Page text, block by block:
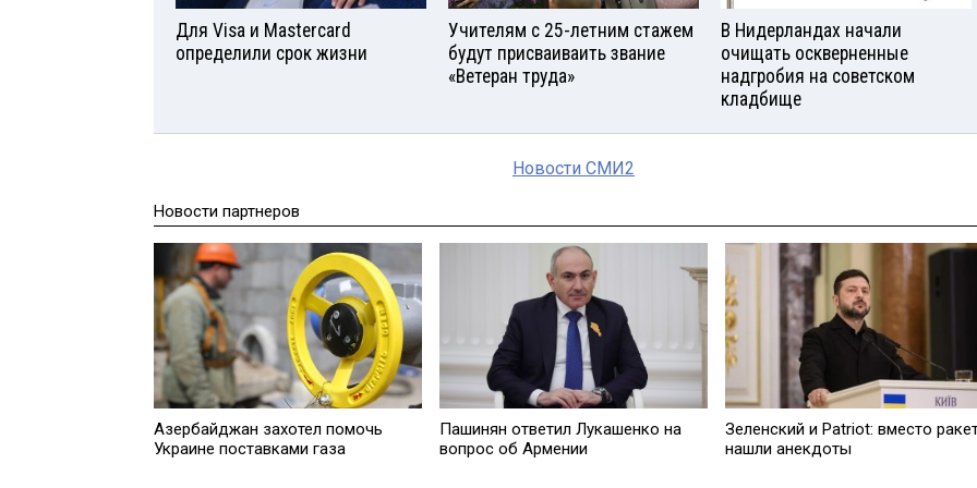
Для Visа и Mastercard
определили срок жизни
Учителям с 25-летним стажем
будут присваиваить звание
«Ветеран труда»
В Нидерландах начали
очищать оскверненные
надгробия на советском
кладбище
Новости СМИ2
Новости партнеров
Азербайджан захотел помочь
Украине поставками газа
Пашинян ответил Лукашенко на
вопрос об Армении
Зеленский и Patriot: вместо
нашли анекдоты